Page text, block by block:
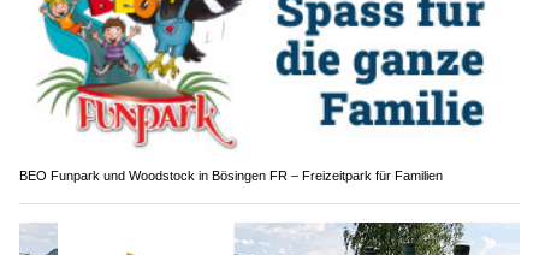
BEO Funpark und Woodstock in Bösingen FR – Freizeitpark für Familien